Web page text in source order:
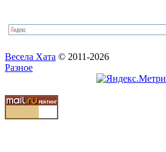
Весела Хата © 2011-2026
Разное